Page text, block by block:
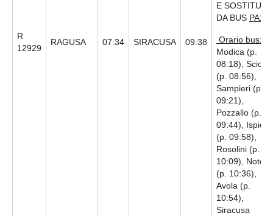
R
12929
RAGUSA 07:34 SIRACUSA 09:38
E
DA BUS
Orario bus:
Modica (p.
08:18), Scicli
(p. 08:56),
Sampieri (p.
09:21),
Pozzallo (p.
09:44), Ispica
(p. 09:58),
Rosolini (p.
10:09), Noto
(p. 10:36),
Avola (p.
10:54),
Siracusa